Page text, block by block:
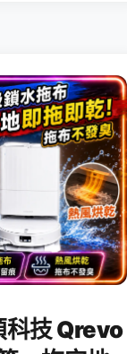
科技 Qrevo